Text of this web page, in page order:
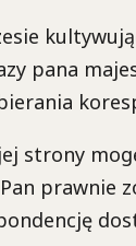
pana
strony
prawnie